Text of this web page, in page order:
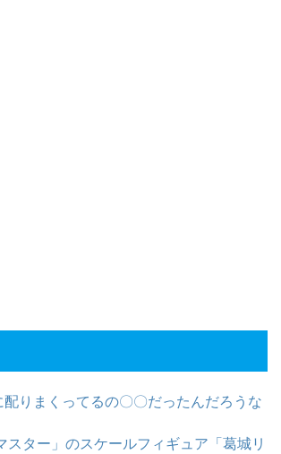
配りまくってるの〇〇だったんだろうな
スター」のスケールフィギュア「葛城リ